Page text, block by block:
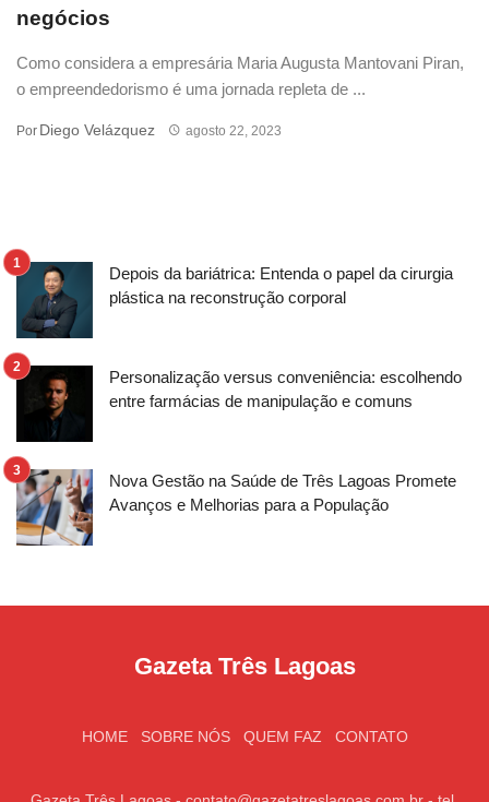
negócios
Como considera a empresária Maria Augusta Mantovani Piran,
o empreendedorismo é uma jornada repleta de ...
Por Diego Velázquez agosto 22, 2023
Depois da bariátrica: Entenda o papel da cirurgia
plástica na reconstrução corporal
Personalização versus conveniência: escolhendo
entre farmácias de manipulação e comuns
Nova Gestão na Saúde de Três Lagoas Promete
Avanços e Melhorias para a População
Gazeta Três Lagoas
HOME SOBRE NÓS QUEM FAZ CONTATO